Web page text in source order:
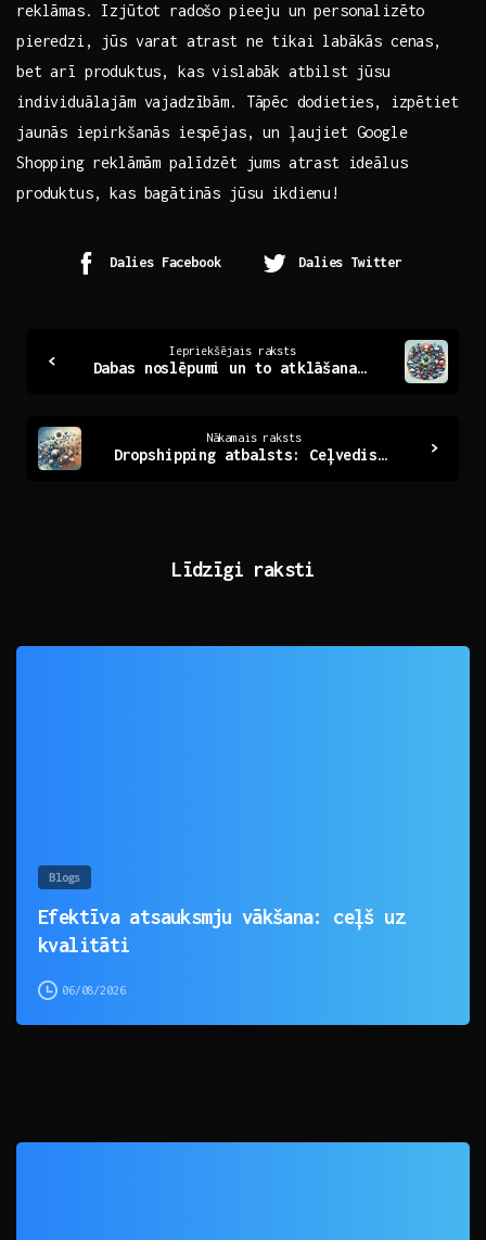
reklāmas. Izjūtot radošo pieeju un personalizēto ​
pieredzi, jūs varat atrast ne tikai labākās cenas,
bet arī ‍produktus,​ kas vislabāk atbilst ⁢jūsu
individuālajām vajadzībām. Tāpēc ⁤dodieties, izpētiet
jaunās iepirkšanās ‍iespējas, un ļaujiet Google
Shopping⁤ reklāmām palīdzēt jums atrast ideālus
produktus, kas bagātinās jūsu ikdienu!
Dalies Facebook Dalies Twitter
Reading
Iepriekšējais raksts
Dabas noslēpumi un to atklāšana: ceļojums uz nezināmo
Nākamais raksts
Dropshipping atbalsts: Ceļvedis panākumu sasniegšanai
Līdzīgi raksti
Blogs
Efektīva atsauksmju vākšana: ceļš uz
kvalitāti
06/08/2026